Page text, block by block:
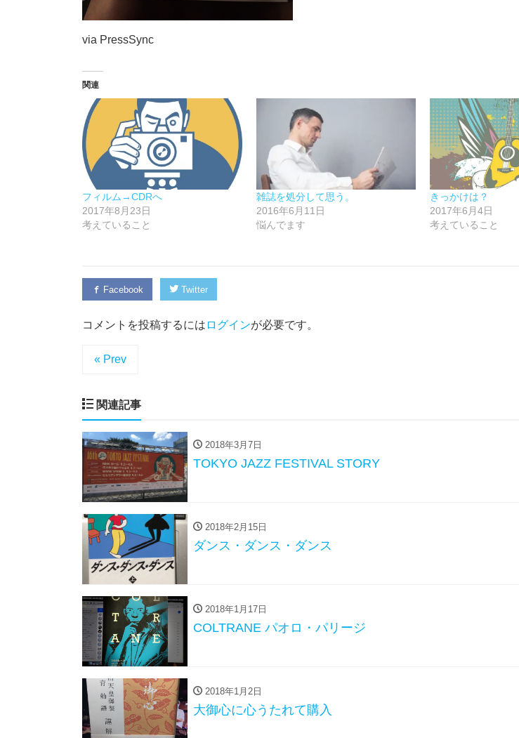
via PressSync
関連
フィルム→CDRへ
2017年8月23日
考えていること
雑誌を処分して思う。
2016年6月11日
悩んでます
きっかけは？
2017年6月4日
考えていること
Facebook Twitter
コメントを投稿するには ログインが必要です。
« Prev
関連記事
2018年3月7日
TOKYO JAZZ FESTIVAL STORY
2018年2月15日
ダンス・ダンス・ダンス
2018年1月17日
COLTRANE パオロ・パリージ
2018年1月2日
大御心に心うたれて購入